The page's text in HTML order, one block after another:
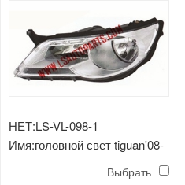
НЕТ:LS-VL-098-1
Имя:головной свет tiguan'08-
Выбрать